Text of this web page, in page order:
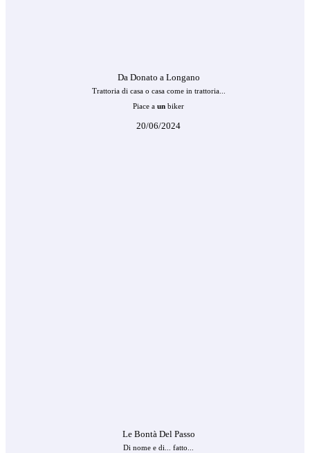
Da Donato a Longano
Trattoria di casa o casa come in trattoria...
Piace a un biker
20/06/2024
Le Bontà Del Passo
Di nome e di... fatto...